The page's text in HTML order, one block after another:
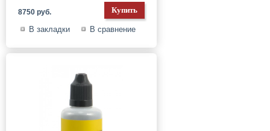
8750 руб.
В закладки В сравнение